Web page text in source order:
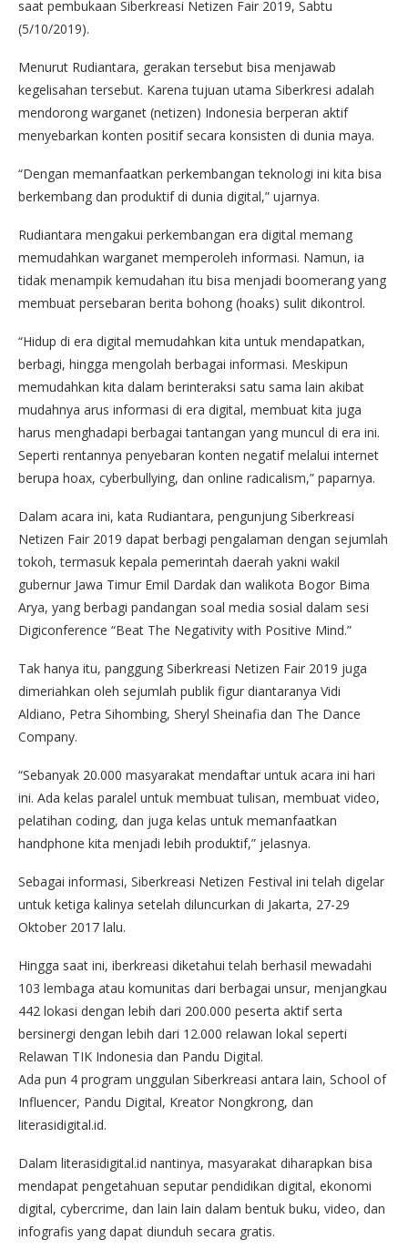
saat pembukaan Siberkreasi Netizen Fair 2019, Sabtu
(5/10/2019).
Menurut Rudiantara, gerakan tersebut bisa menjawab
kegelisahan tersebut. Karena tujuan utama Siberkresi adalah
mendorong warganet (netizen) Indonesia berperan aktif
menyebarkan konten positif secara konsisten di dunia maya.
“Dengan memanfaatkan perkembangan teknologi ini kita bisa
berkembang dan produktif di dunia digital,” ujarnya.
Rudiantara mengakui perkembangan era digital memang
memudahkan warganet memperoleh informasi. Namun, ia
tidak menampik kemudahan itu bisa menjadi boomerang yang
membuat persebaran berita bohong (hoaks) sulit dikontrol.
“Hidup di era digital memudahkan kita untuk mendapatkan,
berbagi, hingga mengolah berbagai informasi. Meskipun
memudahkan kita dalam berinteraksi satu sama lain akibat
mudahnya arus informasi di era digital, membuat kita juga
harus menghadapi berbagai tantangan yang muncul di era ini.
Seperti rentannya penyebaran konten negatif melalui internet
berupa hoax, cyberbullying, dan online radicalism,” paparnya.
Dalam acara ini, kata Rudiantara, pengunjung Siberkreasi
Netizen Fair 2019 dapat berbagi pengalaman dengan sejumlah
tokoh, termasuk kepala pemerintah daerah yakni wakil
gubernur Jawa Timur Emil Dardak dan walikota Bogor Bima
Arya, yang berbagi pandangan soal media sosial dalam sesi
Digiconference “Beat The Negativity with Positive Mind.”
Tak hanya itu, panggung Siberkreasi Netizen Fair 2019 juga
dimeriahkan oleh sejumlah publik figur diantaranya Vidi
Aldiano, Petra Sihombing, Sheryl Sheinafia dan The Dance
Company.
“Sebanyak 20.000 masyarakat mendaftar untuk acara ini hari
ini. Ada kelas paralel untuk membuat tulisan, membuat video,
pelatihan coding, dan juga kelas untuk memanfaatkan
handphone kita menjadi lebih produktif,” jelasnya.
Sebagai informasi, Siberkreasi Netizen Festival ini telah digelar
untuk ketiga kalinya setelah diluncurkan di Jakarta, 27-29
Oktober 2017 lalu.
Hingga saat ini, iberkreasi diketahui telah berhasil mewadahi
103 lembaga atau komunitas dari berbagai unsur, menjangkau
442 lokasi dengan lebih dari 200.000 peserta aktif serta
bersinergi dengan lebih dari 12.000 relawan lokal seperti
Relawan TIK Indonesia dan Pandu Digital.
Ada pun 4 program unggulan Siberkreasi antara lain, School of
Influencer, Pandu Digital, Kreator Nongkrong, dan
literasidigital.id.
Dalam literasidigital.id nantinya, masyarakat diharapkan bisa
mendapat pengetahuan seputar pendidikan digital, ekonomi
digital, cybercrime, dan lain lain dalam bentuk buku, video, dan
infografis yang dapat diunduh secara gratis.